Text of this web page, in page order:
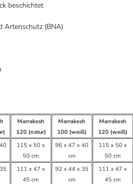
beschichtet
Artenschutz (BNA)
Marrakesh
120 (natur)
Marrakesh
100 (weiß)
Marrakesh
120 (weiß)
115 x 50 x
50 cm
96 x 47 x 40
cm
115 x 50 x
50 cm
111 x 47 x
45 cm
92 x 44 x 35
cm
111 x 47 x
45 cm